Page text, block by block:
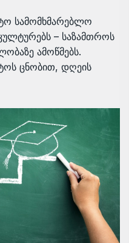
სამომხმარებლო
– საზამთროს
ამოწმებს.
ცნობით, დღეის